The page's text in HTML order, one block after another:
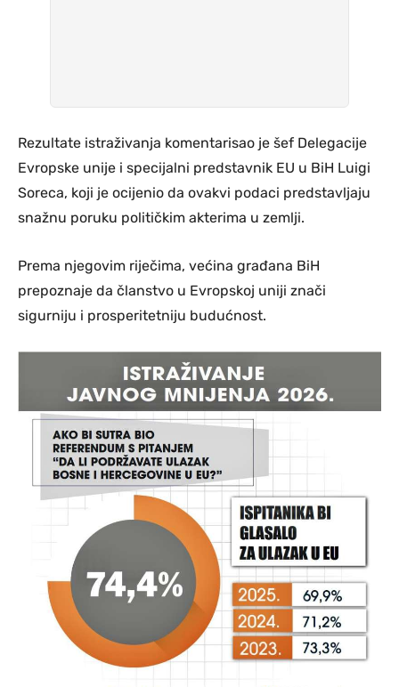
Rezultate istraživanja komentarisao je šef Delegacije
Evropske unije i specijalni predstavnik EU u BiH Luigi
Soreca, koji je ocijenio da ovakvi podaci predstavljaju
snažnu poruku političkim akterima u zemlji.
Prema njegovim riječima, većina građana BiH
prepoznaje da članstvo u Evropskoj uniji znači
sigurniju i prosperitetniju budućnost.